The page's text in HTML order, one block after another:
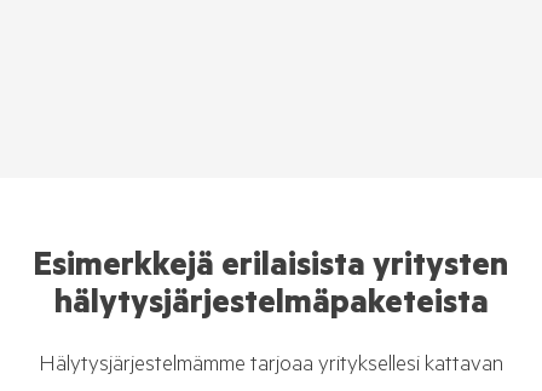
Esimerkkejä erilaisista yritysten
hälytysjärjestelmäpaketeista
Hälytysjärjestelmämme tarjoaa yrityksellesi kattavan